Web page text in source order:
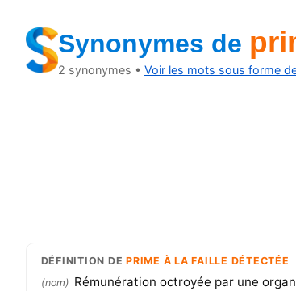
Synonymes de
2 synonymes • Voir les mots sous forme
DÉFINITION DEPRIME À LA FAILLE DÉTECTÉE
(nom) Rémunération octroyée par une